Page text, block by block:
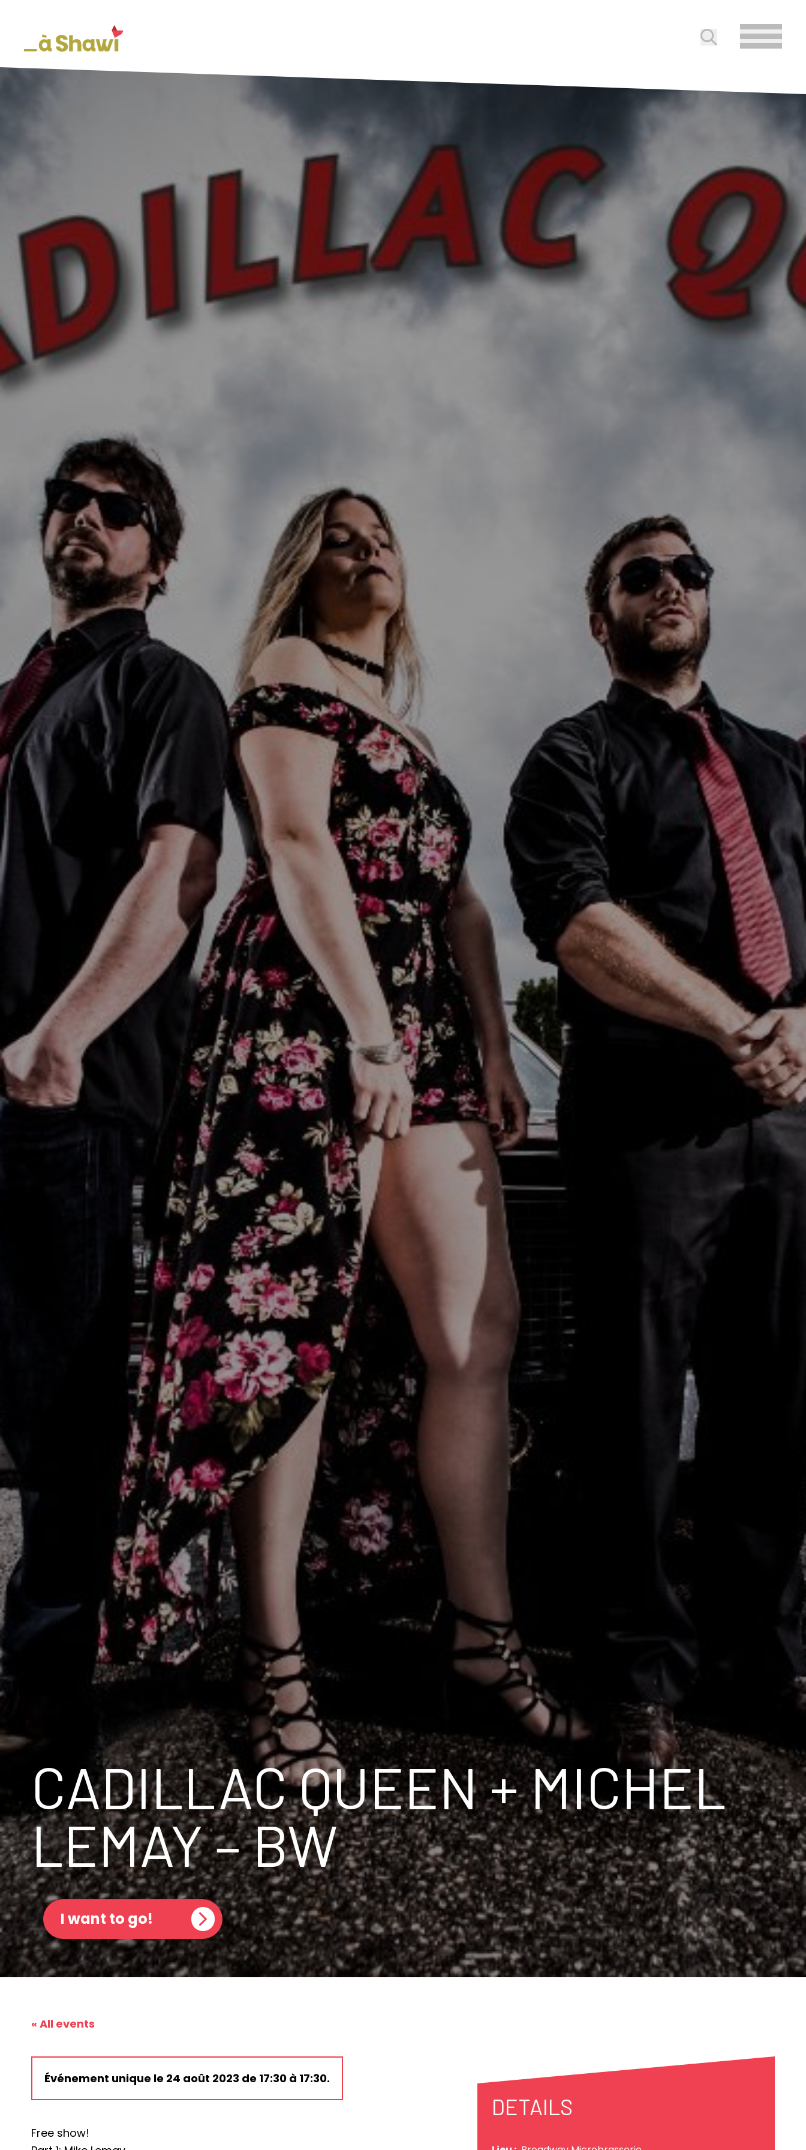
Submit search
CADILLAC QUEEN + MICHEL
LEMAY – BW
I want to go!
« All events
Événement unique le 24 août 2023 de 17:30 à 17:30.
Free show!
DETAILS